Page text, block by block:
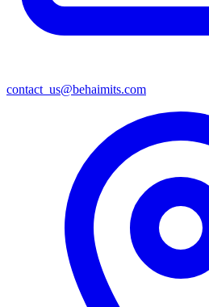
contact_us@behaimits.com